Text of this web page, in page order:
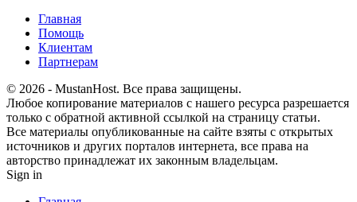
Главная
Помощь
Клиентам
Партнерам
© 2026 - MustanHost. Все права защищены.
Любое копирование материалов с нашего ресурса разрешается
только с обратной активной ссылкой на страницу статьи.
Все материалы опубликованные на сайте взяты с открытых
источников и других порталов интернета, все права на
авторство принадлежат их законным владельцам.
Sign in